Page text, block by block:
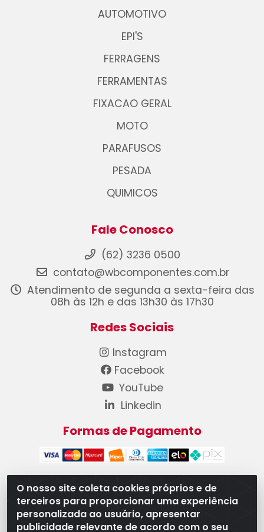
O nosso site coleta cookies próprios e de
terceiros para proporcionar uma experiência
personalizada ao usuário, apresentar
publicidade relevante de acordo com o seu
AUTOMOTIVO
EPI'S
FERRAGENS
FERRAMENTAS
FIXACAO GERAL
MOTO
PARAFUSOS
PESADA
QUIMICOS
Fale Conosco
(62) 3236 0500
contato@wbcomponentes.com.br
Atendimento de segunda a sexta-feira das
08h às 12h e das 13h30 às 17h30
Redes Sociais
Instagram
Facebook
YouTube
Linkedin
Formas de Pagamento
WB Componentes Automotivos LTDA - CNPJ
08.528.393/0001-12 - Rua do Níquel, 667 - Parque
Oeste Industrial, Goiânia/GO - CEP 74375-660